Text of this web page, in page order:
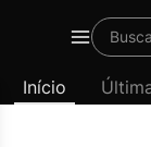
Últimas
Menu
Início